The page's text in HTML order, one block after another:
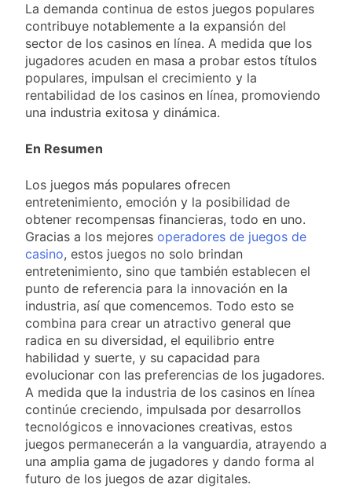
La demanda continua de estos juegos populares
contribuye notablemente a la expansión del
sector de los casinos en línea. A medida que los
jugadores acuden en masa a probar estos títulos
populares, impulsan el crecimiento y la
rentabilidad de los casinos en línea, promoviendo
una industria exitosa y dinámica.
En Resumen
Los juegos más populares ofrecen
entretenimiento, emoción y la posibilidad de
obtener recompensas financieras, todo en uno.
Gracias a los mejores operadores de juegos de
casino, estos juegos no solo brindan
entretenimiento, sino que también establecen el
punto de referencia para la innovación en la
industria, así que comencemos. Todo esto se
combina para crear un atractivo general que
radica en su diversidad, el equilibrio entre
habilidad y suerte, y su capacidad para
evolucionar con las preferencias de los jugadores.
A medida que la industria de los casinos en línea
continúe creciendo, impulsada por desarrollos
tecnológicos e innovaciones creativas, estos
juegos permanecerán a la vanguardia, atrayendo a
una amplia gama de jugadores y dando forma al
futuro de los juegos de azar digitales.